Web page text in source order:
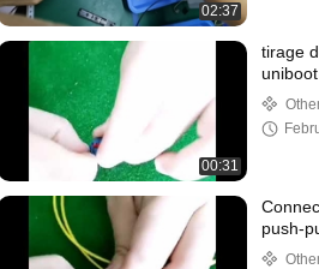
02:37
00:31
tirage
uniboot
push-